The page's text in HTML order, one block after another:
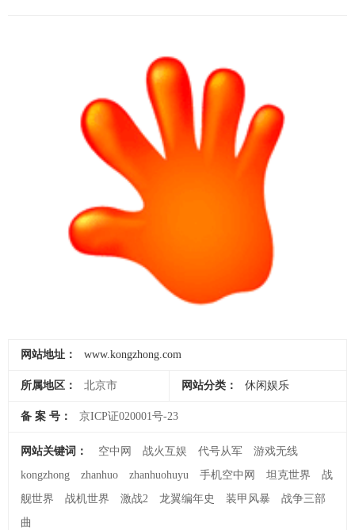
网站地址： www.kongzhong.com
所属地区： 北京市 网站分类： 休闲娱乐
备 案 号： 京ICP证020001号-23
网站关键词： 空中网 战火互娱 代号从军
游戏无线
kongzhong
zhanhuo zhanhuohuyu 手机空中网 坦克世界
战
舰世界
战机世界 激战2 龙翼编年史 装甲风暴
战争三部
曲